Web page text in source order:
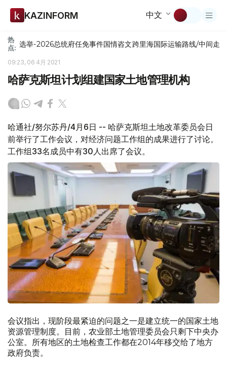
KAZINFORM 中文
热
点: 选举-2026总统府任免事件国情咨文跨里海国际运输路线/中间走廊
09:23, 06 4月 2021
哈萨克斯坦计划组建国家土地管理机构
哈通社/努尔苏丹/4月6日 -- 哈萨克斯坦土地改革委员会日
前举行了工作会议，对经济问题工作组的成果进行了讨论。
工作组33名成员中有30人出席了会议。
会议指出，现阶段最紧迫的问题之一是建立统一的国家土地
资源管理制度。目前，农业部土地管理委员会只剩下中央办
公室。所有地区的土地检查工作都在2014年移交给了地方
政府负责。